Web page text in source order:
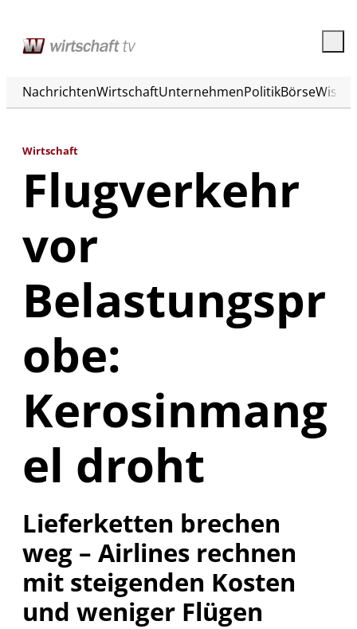
NachrichtenWirtschaftUnternehmenPolitikBörse
Wirtschaft
Flugverkehr
vor
Belastungspr
obe:
Kerosinmang
el droht
Lieferketten brechen
weg – Airlines rechnen
mit steigenden Kosten
und weniger Flügen